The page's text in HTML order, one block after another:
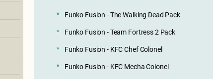
Funko Fusion - The Walking Dead Pack
Funko Fusion - Team Fortress 2 Pack
Funko Fusion - KFC Chef Colonel
Funko Fusion - KFC Mecha Colonel